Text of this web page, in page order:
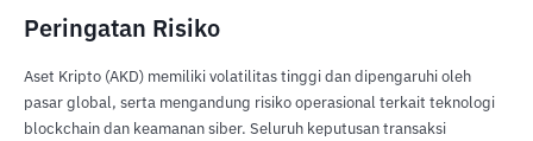
Peringatan Risiko
Aset Kripto (AKD) memiliki volatilitas tinggi dan dipengaruhi oleh
pasar global, serta mengandung risiko operasional terkait teknologi
blockchain dan keamanan siber. Seluruh keputusan transaksi